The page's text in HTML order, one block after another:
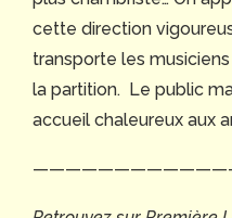
cette direction
transporte les
la partition. Le public
accueil chaleureux aux